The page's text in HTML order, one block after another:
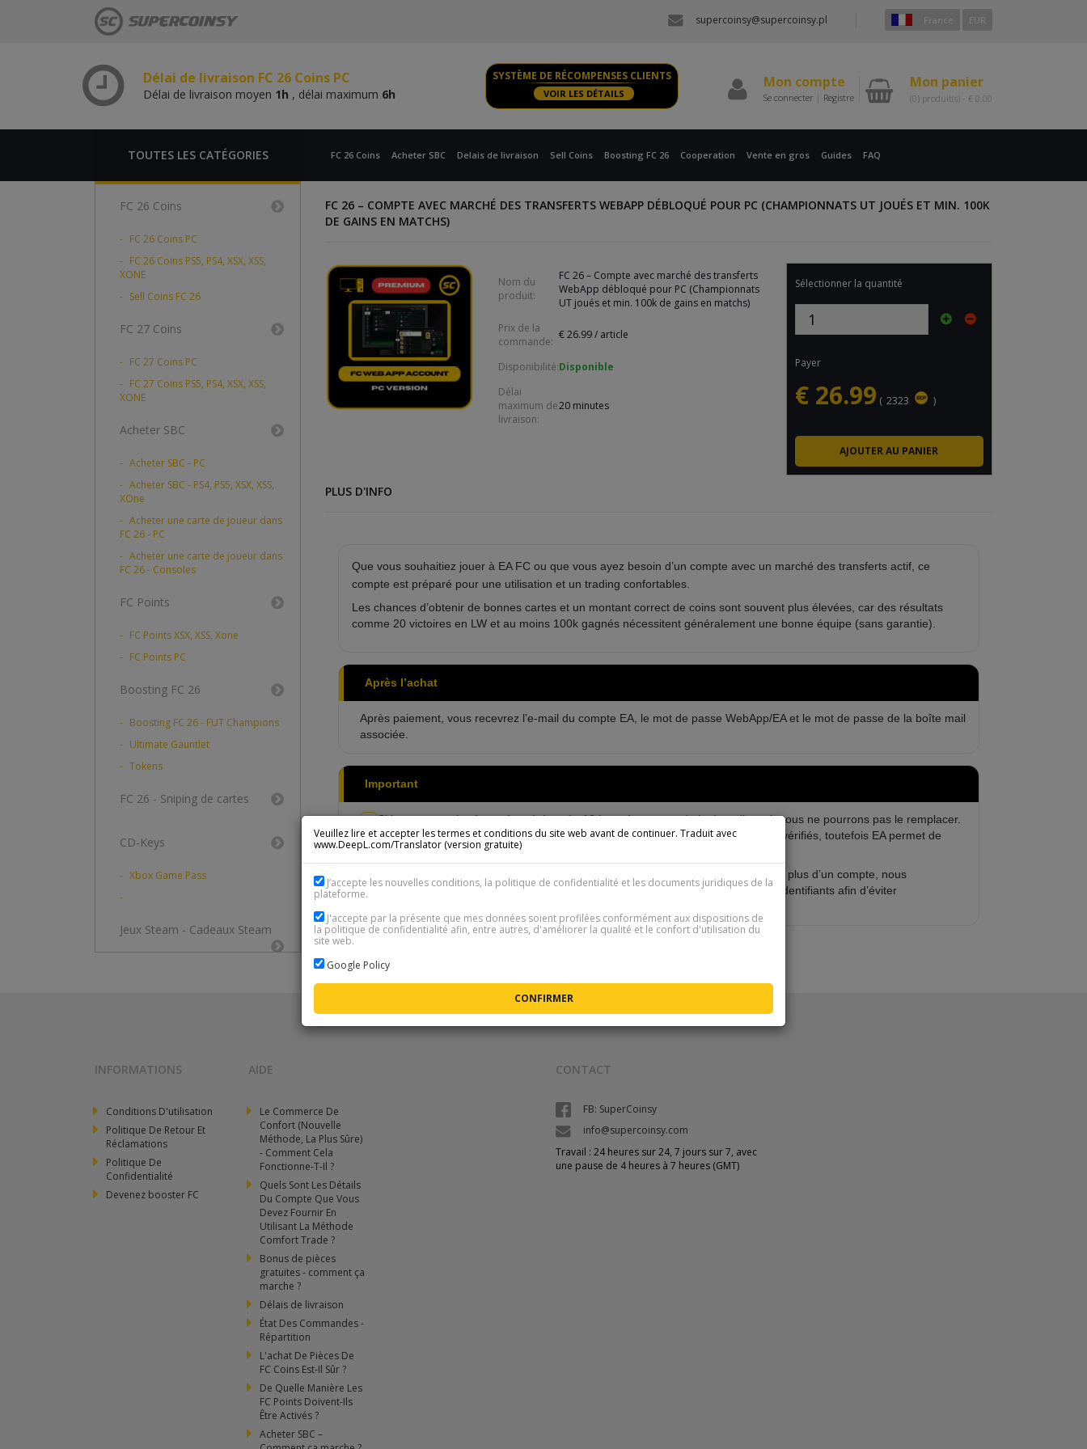
supercoinsy@supercoinsy.pl France EUR
Délai de livraison FC 26 Coins PC
Délai de livraison moyen 1h , délai maximum 6h
SYSTÈME DE RÉCOMPENSES CLIENTS
VOIR LES DÉTAILS
Mon compte
Se connecter | Registre
Mon panier
(0) produit(s) - € 0.00
TOUTES LES CATÉGORIES FC 26 Coins Acheter SBC Delais de livraison Sell Coins Boosting FC 26 Cooperation Vente en gros Guides FAQ
FC 26 Coins
FC 26 Coins PC
FC 26 Coins PS5, PS4, XSX, XSS,
XONE
Sell Coins FC 26
FC 27 Coins
FC 27 Coins PC
FC 27 Coins PS5, PS4, XSX, XSS,
XONE
Acheter SBC
Acheter SBC - PC
Acheter SBC - PS4, PS5, XSX, XSS,
XOne
Acheter une carte de joueur dans
FC 26 - PC
Acheter une carte de joueur dans
FC 26 - Consoles
FC Points
FC Points XSX, XSS, Xone
FC Points PC
Boosting FC 26
Boosting FC 26 - FUT Champions
Ultimate Gauntlet
Tokens
FC 26 - Sniping de cartes
CD-Keys
Xbox Game Pass
Jeux Steam - Cadeaux Steam
FC 26 – COMPTE AVEC MARCHÉ DES TRANSFERTS WEBAPP DÉBLOQUÉ POUR PC (CHAMPIONNATS UT JOUÉS ET MIN. 100K
DE GAINS EN MATCHS)
Nom du
produit:
FC 26 – Compte avec marché des transferts
WebApp débloqué pour PC (Championnats
UT joués et min. 100k de gains en matchs)
Prix de la
commande:
€26.99/ article
Disponibilité:Disponible
Délai
maximum de
livraison:
20 minutes
Sélectionner la quantité
Payer
€ 26.99 ( 2323 )
PLUS D'INFO
Que vous souhaitiez jouer à EA FC ou que vous ayez besoin d’un compte avec un marché des transferts actif, ce
compte est préparé pour une utilisation et un trading confortables.
Les chances d’obtenir de bonnes cartes et un montant correct de coins sont souvent plus élevées, car des résultats
comme 20 victoires en LW et au moins 100k gagnés nécessitent généralement une bonne équipe (sans garantie).
Après l’achat
Après paiement, vous recevrez l’e-mail du compte EA, le mot de passe WebApp/EA et le mot de passe de la boîte mail
associée.
Important
Si le compte acheté est récupéré après 10 jours à compter de la date d’envoi, nous ne pourrons pas le remplacer.
Les comptes sont achetés directement auprès de joueurs et les vendeurs sont vérifiés, toutefois EA permet de
tenter une récupération du compte.
2
EA a mis en place des mesures de sécurité supplémentaires. En cas d’achat de plus d’un compte, nous
recommandons d’utiliser un VPN et de changer d’IP avant de mettre à jour les identifiants afin d’éviter
INFORMATIONS
Conditions D'utilisation
Politique De Retour Et
Réclamations
Politique De
Confidentialité
Devenez booster FC
AIDE
Le Commerce De
Confort (Nouvelle
Méthode, La Plus Sûre)
- Comment Cela
Fonctionne-T-Il ?
Quels Sont Les Détails
Du Compte Que Vous
Devez Fournir En
Utilisant La Méthode
Comfort Trade ?
Bonus de pièces
gratuites - comment ça
marche ?
Délais de livraison
État Des Commandes -
Répartition
L'achat De Pièces De
FC Coins Est-Il Sûr ?
De Quelle Manière Les
FC Points Doivent-Ils
Être Activés ?
Acheter SBC –
CONTACT
FB: SuperCoinsy
info@supercoinsy.com
Travail : 24 heures sur 24, 7 jours sur 7, avec
une pause de 4 heures à 7 heures (GMT)
Veuillez lire et accepter les termes et conditions du site web avant de continuer. Traduit avec
www.DeepL.com/Translator (version gratuite)
J’accepte les nouvelles conditions, la politique de confidentialité et les documents juridiques de la
plateforme.
J'accepte par la présente que mes données soient profilées conformément aux dispositions de
la politique de confidentialité afin, entre autres, d'améliorer la qualité et le confort d'utilisation du
site web.
Google Policy